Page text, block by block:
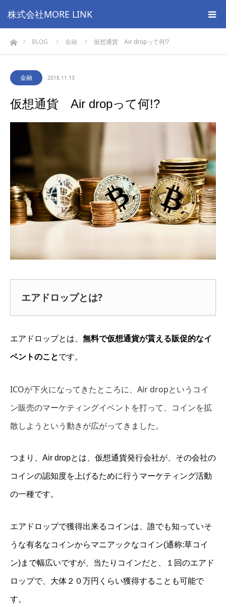
株式会社MORE LINK
ホームBLOG 金融 仮想通貨 Air dropって何!?
金融 2018.11.13
仮想通貨 Air dropって何!?
エアドロップとは?
エアドロップとは、 無料で仮想通貨が貰える販促的なイ
ベントのことです。
ICOが下火になってきたところに、Air dropというコイ
ン販売のマーケティングイベントを打って、コインを拡
散しようという動きが広がってきました。
つまり、Air dropとは、仮想通貨発行会社が、その会社の
コインの認知度を上げるために行うマーケティング活動
の一種です。
エアドロップで獲得出来るコインは、誰でも知っていそ
うな有名なコインからマニアックなコイン(通称:草コイ
ン)まで幅広いですが、当たりコインだと、１回のエアド
ロップで、大体２０万円くらい獲得することも可能で
す。